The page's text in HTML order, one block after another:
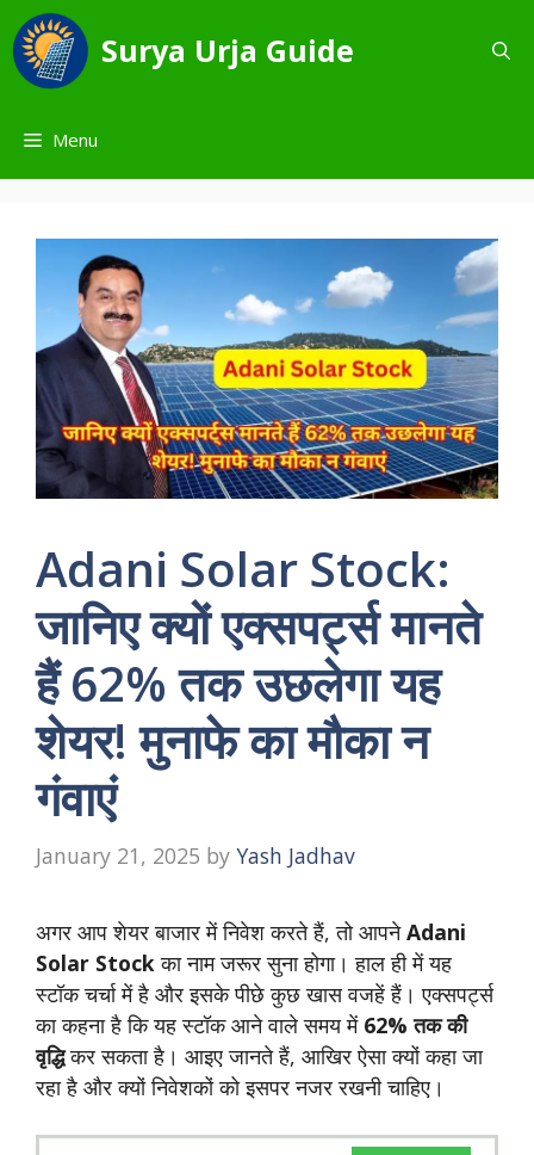
Skip
to
content
Surya Urja Guide
Menu
Adani Solar Stock:
जानिए क्यों एक्सपर्ट्स मानते
हैं 62% तक उछलेगा यह
शेयर! मुनाफे का मौका न
गंवाएं
January 21, 2025 by Yash Jadhav
अगर आप शेयर बाजार में निवेश करते हैं, तो आपनेAdani
Solar Stockका नाम जरूर सुना होगा। हाल ही में यह
स्टॉक चर्चा में है और इसके पीछे कुछ खास वजहें हैं। एक्सपर्ट्स
का कहना है कि यह स्टॉक आने वाले समय में 62% तक‌ की
वृद्धिकर सकता है। आइए जानते हैं, आखिर ऐसा क्‍यों कहा जा
रहा है और क्‍यों निवेशकों को इसपर नजर रखनी चाहिए।